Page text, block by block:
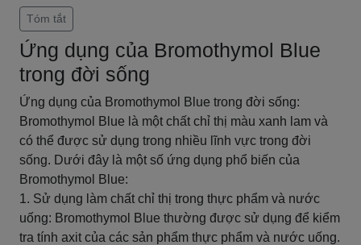
Tóm tắt
Ứng dụng của Bromothymol Blue
trong đời sống
Ứng dụng của Bromothymol Blue trong đời sống:
Bromothymol Blue là một chất chỉ thị màu xanh lam và
có thể được sử dụng trong nhiều lĩnh vực trong đời
sống. Dưới đây là một số ứng dụng phổ biến của
Bromothymol Blue:
1. Sử dụng làm chất chỉ thị trong thực phẩm và nước
uống: Bromothymol Blue thường được sử dụng để kiểm
tra tính axit của các sản phẩm thực phẩm và nước uống.